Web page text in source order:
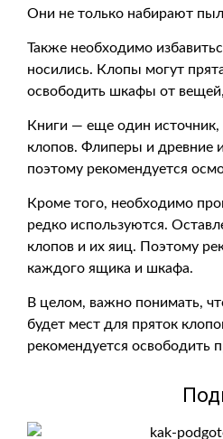
Они не только набирают
Также необходимо
носились. Клопы могут
освободить шкафы от
Книги — еще один источник,
клопов. Флиперы и древние
поэтому рекомендуется
Кроме того, необходимо
редко используются.
клопов и их яиц. Поэтому
каждого ящика и шкафа.
В целом, важно понимать,
будет мест для пряток
рекомендуется освободить